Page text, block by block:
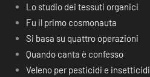
Lo studio dei tessuti organici
Fu il primo cosmonauta
Si basa su quattro operazioni
Quando canta è confesso
Veleno per pesticidi e insetticidi